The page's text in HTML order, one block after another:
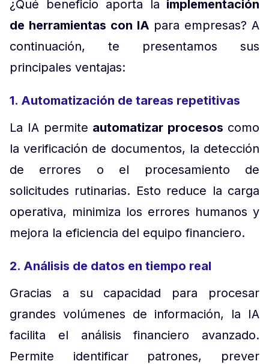
¿Qué beneficio aporta la implementación
de herramientas con IA para empresas? A
continuación, te presentamos sus
principales ventajas:
1. Automatización de tareas repetitivas
La IA permite automatizar procesos como
la verificación de documentos, la detección
de errores o el procesamiento de
solicitudes rutinarias. Esto reduce la carga
operativa, minimiza los errores humanos y
mejora la eficiencia del equipo financiero.
2. Análisis de datos en tiempo real
Gracias a su capacidad para procesar
grandes volúmenes de información, la IA
facilita el análisis financiero avanzado.
Permite identificar patrones, prever